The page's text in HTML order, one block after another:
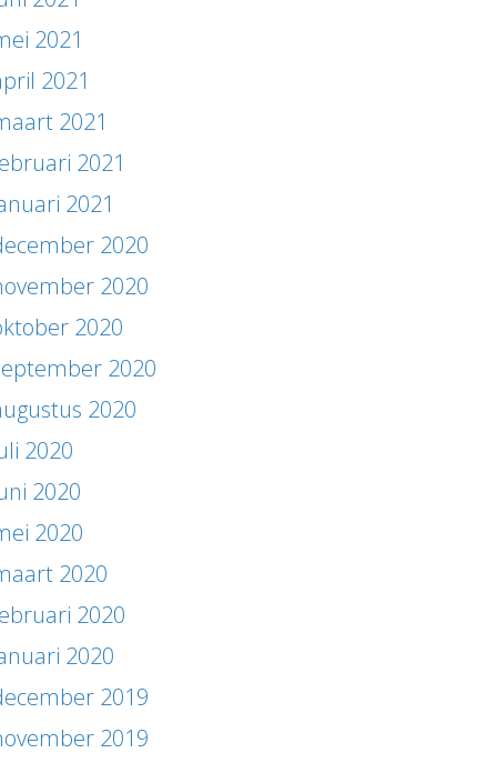
2021
2021
2021
2021
2021
2020
2020
2020
2020
2020
2020
2020
2020
2020
2020
2020
2019
2019